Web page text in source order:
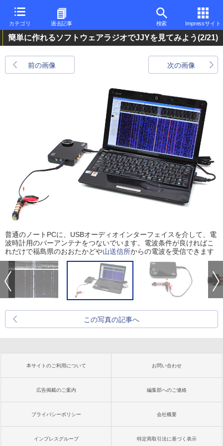
カテゴリ 過去記事 検索 Impressサイト
簡単に作れるソフトウェアラジオでJJYを見てみよう(2/21)
前の画像 次の画像
普通のノートPCに、USBオーディオインターフェイスを介して、電
波時計用のバーアンテナをつないでいます。電波条件が良ければこ
れだけで福島県のおおたかどや山送信所からの電波を受信できます
この写真の記事へ
本サイトのご利用について お問い合わせ
広告掲載のご案内 編集部へのご連絡
プライバシーポリシー 会社概要
インプレスグループ 特定商取引法に基づく表示